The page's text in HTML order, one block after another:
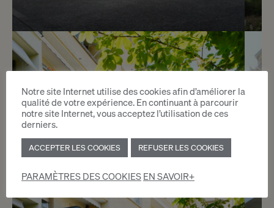
12
Prix sur demande
Promotion Montagne 136 - 4.5
pièces
Chêne-Bougeries
Notre site Internet utilise des cookies afin d’améliorer la
qualité de votre expérience. En continuant à parcourir
notre site Internet, vous acceptez l’utilisation de ces
derniers.
ACCEPTER LES COOKIES REFUSER LES COOKIES
PARAMÈTRES DES COOKIESEN SAVOIR+